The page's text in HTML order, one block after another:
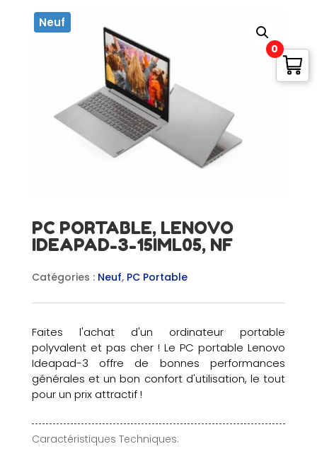
Neuf
PC PORTABLE, LENOVO
IDEAPAD-3-15IML05, NF
Catégories : Neuf, PC Portable
Faites l'achat d'un ordinateur portable
polyvalent et pas cher ! Le PC portable Lenovo
Ideapad-3 offre de bonnes performances
générales et un bon confort d'utilisation, le tout
pour un prix attractif !
Caractéristiques Techniques:
0